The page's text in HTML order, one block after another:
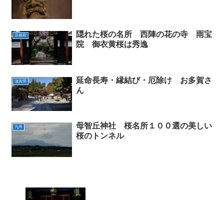
京都府
隠れた桜の名所 西陣の花の寺 雨宝
院 御衣黄桜は秀逸
滋賀県
延命長寿・縁結び・厄除け お多賀さ
ん
九州
母智丘神社 桜名所１００選の美しい
桜のトンネル